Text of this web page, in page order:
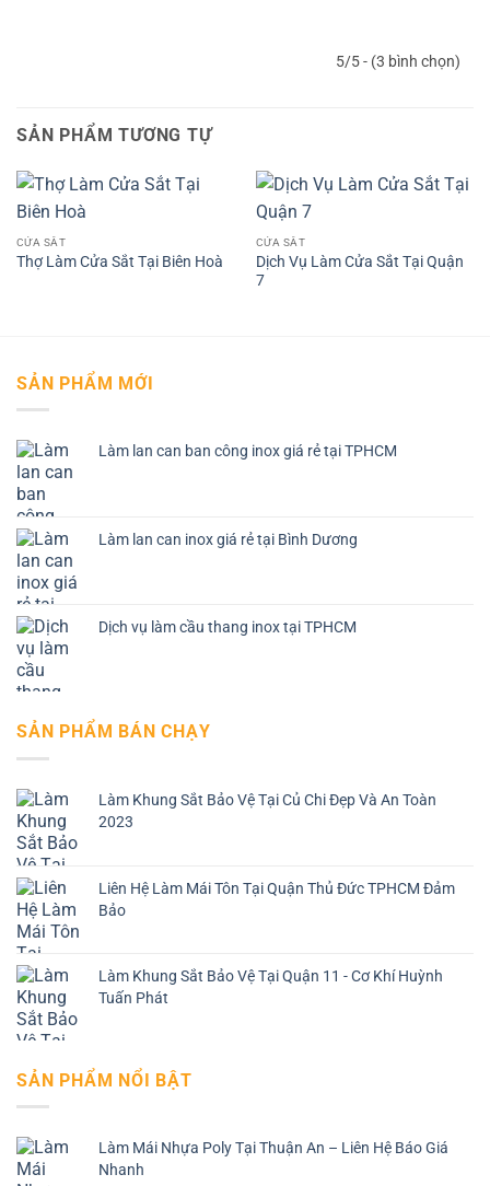
5/5 - (3 bình chọn)
SẢN PHẨM TƯƠNG TỰ
CỬA SẮT
Thợ Làm Cửa Sắt Tại Biên Hoà
CỬA SẮT
Dịch Vụ Làm Cửa Sắt Tại Quận
7
SẢN PHẨM MỚI
Làm lan can ban công inox giá rẻ tại TPHCM
Làm lan can inox giá rẻ tại Bình Dương
Dịch vụ làm cầu thang inox tại TPHCM
SẢN PHẨM BÁN CHẠY
Làm Khung Sắt Bảo Vệ Tại Củ Chi Đẹp Và An Toàn
2023
Liên Hệ Làm Mái Tôn Tại Quận Thủ Đức TPHCM Đảm
Bảo
Làm Khung Sắt Bảo Vệ Tại Quận 11 - Cơ Khí Huỳnh
Tuấn Phát
SẢN PHẨM NỔI BẬT
Làm Mái Nhựa Poly Tại Thuận An – Liên Hệ Báo Giá
Nhanh